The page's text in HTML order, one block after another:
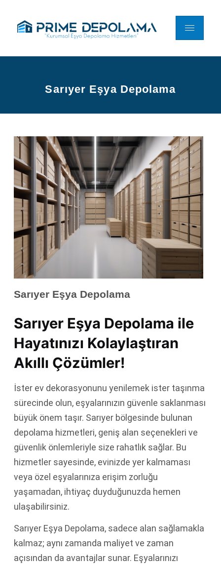
Sarıyer Eşya Depolama
Sarıyer Eşya Depolama
Sarıyer Eşya Depolama ile
Hayatınızı Kolaylaştıran
Akıllı Çözümler!
İster ev dekorasyonunu yenilemek ister taşınma
sürecinde olun, eşyalarınızın güvenle saklanması
büyük önem taşır. Sarıyer bölgesinde bulunan
depolama hizmetleri, geniş alan seçenekleri ve
güvenlik önlemleriyle size rahatlık sağlar. Bu
hizmetler sayesinde, evinizde yer kalmaması
veya özel eşyalarınıza erişim zorluğu
yaşamadan, ihtiyaç duyduğunuzda hemen
ulaşabilirsiniz.
Sarıyer Eşya Depolama, sadece alan sağlamakla
kalmaz; aynı zamanda maliyet ve zaman
açısından da avantajlar sunar. Eşyalarınızı